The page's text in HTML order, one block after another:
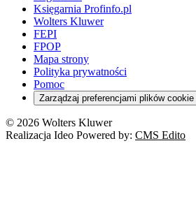
Księgarnia Profinfo.pl
Wolters Kluwer
FEPI
FPOP
Mapa strony
Polityka prywatności
Pomoc
Zarządzaj preferencjami plików cookie
© 2026 Wolters Kluwer
Realizacja Ideo Powered by: CMS Edito